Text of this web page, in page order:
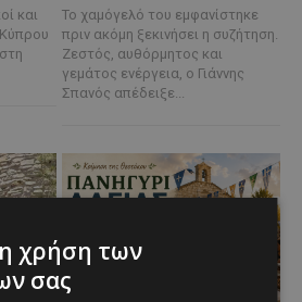
και
Το χαμόγελό του εμφανίστηκε
πριν ακόμη ξεκινήσει η συζήτηση.
Ζεστός, αυθόρμητος και
γεμάτος ενέργεια, ο Γιάννης
Σπανός απέδειξε...
χρήση των
σας